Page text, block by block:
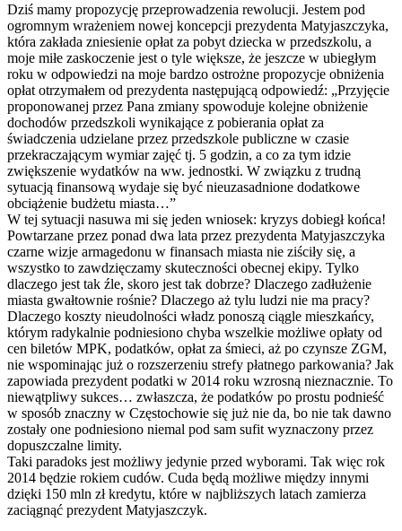
Dziś mamy propozycję przeprowadzenia rewolucji. Jestem pod
ogromnym wrażeniem nowej koncepcji prezydenta Matyjaszczyka,
która zakłada zniesienie opłat za pobyt dziecka w przedszkolu, a
moje miłe zaskoczenie jest o tyle większe, że jeszcze w ubiegłym
roku w odpowiedzi na moje bardzo ostrożne propozycje obniżenia
opłat otrzymałem od prezydenta następującą odpowiedź: „Przyjęcie
proponowanej przez Pana zmiany spowoduje kolejne obniżenie
dochodów przedszkoli wynikające z pobierania opłat za
świadczenia udzielane przez przedszkole publiczne w czasie
przekraczającym wymiar zajęć tj. 5 godzin, a co za tym idzie
zwiększenie wydatków na ww. jednostki. W związku z trudną
sytuacją finansową wydaje się być nieuzasadnione dodatkowe
obciążenie budżetu miasta…”
W tej sytuacji nasuwa mi się jeden wniosek: kryzys dobiegł końca!
Powtarzane przez ponad dwa lata przez prezydenta Matyjaszczyka
czarne wizje armagedonu w finansach miasta nie ziściły się, a
wszystko to zawdzięczamy skuteczności obecnej ekipy. Tylko
dlaczego jest tak źle, skoro jest tak dobrze? Dlaczego zadłużenie
miasta gwałtownie rośnie? Dlaczego aż tylu ludzi nie ma pracy?
Dlaczego koszty nieudolności władz ponoszą ciągle mieszkańcy,
którym radykalnie podniesiono chyba wszelkie możliwe opłaty od
cen biletów MPK, podatków, opłat za śmieci, aż po czynsze ZGM,
nie wspominając już o rozszerzeniu strefy płatnego parkowania? Jak
zapowiada prezydent podatki w 2014 roku wzrosną nieznacznie. To
niewątpliwy sukces… zwłaszcza, że podatków po prostu podnieść
w sposób znaczny w Częstochowie się już nie da, bo nie tak dawno
zostały one podniesiono niemal pod sam sufit wyznaczony przez
dopuszczalne limity.
Taki paradoks jest możliwy jedynie przed wyborami. Tak więc rok
2014 będzie rokiem cudów. Cuda będą możliwe między innymi
dzięki 150 mln zł kredytu, które w najbliższych latach zamierza
zaciągnąć prezydent Matyjaszczyk.